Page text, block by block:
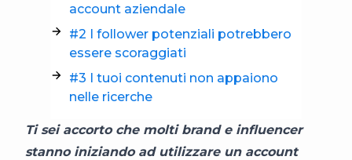
account aziendale
#2 I follower potenziali potrebbero
essere scoraggiati
#3 I tuoi contenuti non appaiono
nelle ricerche
Ti sei accorto che molti brand e influencer
stanno iniziando ad utilizzare un account